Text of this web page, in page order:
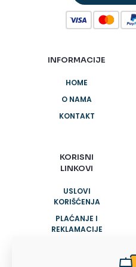
INFORMACIJE
HOME
O NAMA
KONTAKT
KORISNI
LINKOVI
USLOVI
KORIŠĆENJA
PLAĆANJE I
REKLAMACIJE